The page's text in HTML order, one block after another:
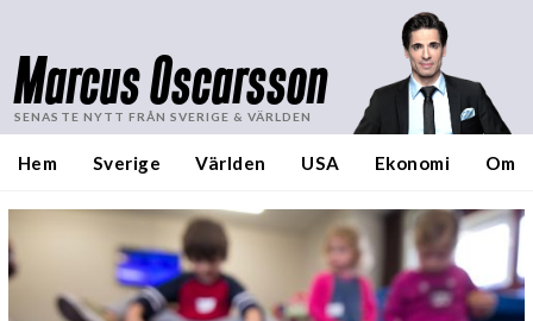
Marcus Oscarsson
SENASTE NYTT FRÅN SVERIGE & VÄRLDEN
Hem Sverige Världen USA Ekonomi Om